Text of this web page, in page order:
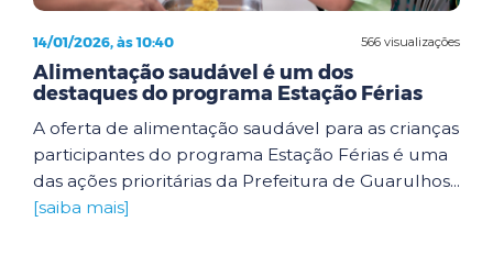
566 visualizações
14/01/2026, às 10:40
Alimentação saudável é um dos
destaques do programa Estação Férias
A oferta de alimentação saudável para as crianças
participantes do programa Estação Férias é uma
das ações prioritárias da Prefeitura de Guarulhos...
[saiba mais]